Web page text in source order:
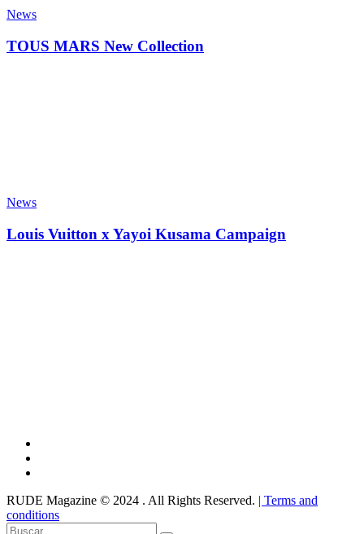
News
TOUS MARS New Collection
News
Louis Vuitton x Yayoi Kusama Campaign
RUDE Magazine © 2024 . All Rights Reserved. | Terms and
conditions